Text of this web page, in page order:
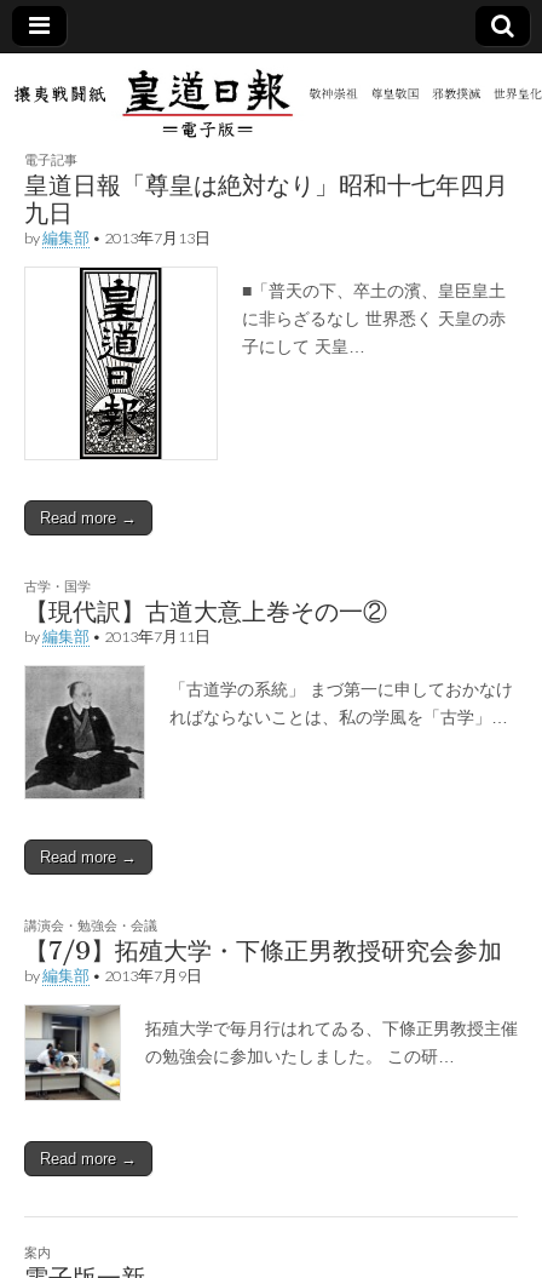
皇道
日報
（防
共新
聞）
電子
版
敬神
尊皇
｜昭
和八
年創
刊
皇道
実
電子記事
皇道日報「尊皇は絶対なり」昭和十七年四月
九日
by編集部 • 2013年7月13日
■「普天の下、卒土の濱、皇臣皇土
に非らざるなし 世界悉く 天皇の赤
子にして 天皇…
Read more →
古学・国学
【現代訳】古道大意上巻その一②
by編集部 • 2013年7月11日
「古道学の系統」 まづ第一に申しておかなけ
ればならないことは、私の学風を「古学」…
Read more →
講演会・勉強会・会議
【7/9】拓殖大学・下條正男教授研究会参加
by編集部 • 2013年7月9日
拓殖大学で毎月行はれてゐる、下條正男教授主催
の勉強会に参加いたしました。 この研…
Read more →
案内